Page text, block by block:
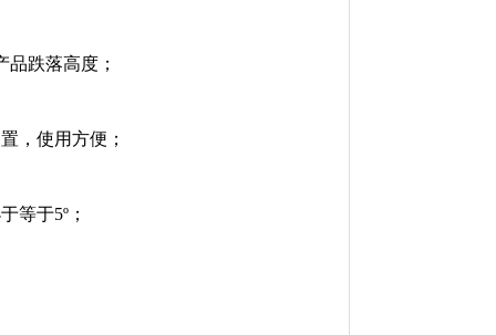
跌落高度；
，使用方便；
等于5º；